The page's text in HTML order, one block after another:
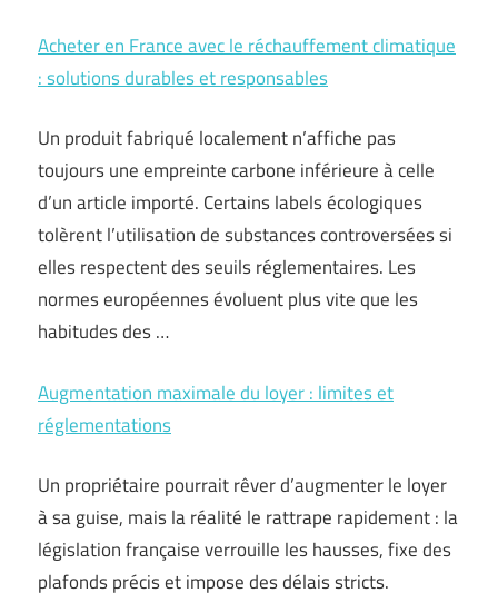
Acheter en France avec le réchauffement climatique
: solutions durables et responsables
Un produit fabriqué localement n’affiche pas
toujours une empreinte carbone inférieure à celle
d’un article importé. Certains labels écologiques
tolèrent l’utilisation de substances controversées si
elles respectent des seuils réglementaires. Les
normes européennes évoluent plus vite que les
habitudes des …
Augmentation maximale du loyer : limites et
réglementations
Un propriétaire pourrait rêver d’augmenter le loyer
à sa guise, mais la réalité le rattrape rapidement : la
législation française verrouille les hausses, fixe des
plafonds précis et impose des délais stricts.